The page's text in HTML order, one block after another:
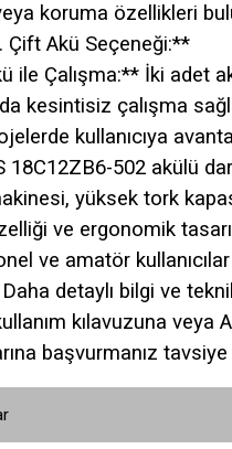
koruma özellikleri
Akü Seçeneği:**
ile Çalışma:** İki adet
kesintisiz çalışma
kullanıcıya
18C12ZB6-502 akülü
yüksek tork
ve ergonomik
ve amatör
detaylı bilgi ve
kılavuzuna veya
başvurmanız tavsiye